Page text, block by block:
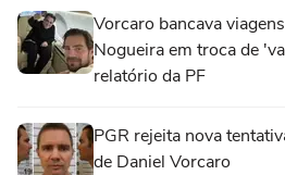
Vorcaro bancava
Nogueira em troca de
relatório da PF
PGR rejeita nova
de Daniel Vorcaro